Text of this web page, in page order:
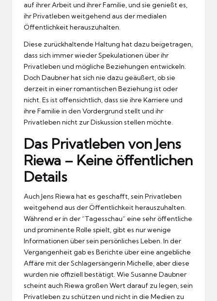
auf ihrer Arbeit und ihrer Familie, und sie genießt es,
ihr Privatleben weitgehend aus der medialen
Öffentlichkeit herauszuhalten.
Diese zurückhaltende Haltung hat dazu beigetragen,
dass sich immer wieder Spekulationen über ihr
Privatleben und mögliche Beziehungen entwickeln.
Doch Daubner hat sich nie dazu geäußert, ob sie
derzeit in einer romantischen Beziehung ist oder
nicht. Es ist offensichtlich, dass sie ihre Karriere und
ihre Familie in den Vordergrund stellt und ihr
Privatleben nicht zur Diskussion stellen möchte.
Das Privatleben von Jens
Riewa – Keine öffentlichen
Details
Auch Jens Riewa hat es geschafft, sein Privatleben
weitgehend aus der Öffentlichkeit herauszuhalten.
Während er in der “Tagesschau” eine sehr öffentliche
und prominente Rolle spielt, gibt es nur wenige
Informationen über sein persönliches Leben. In der
Vergangenheit gab es Berichte über eine angebliche
Affäre mit der Schlagersängerin Michelle, aber diese
wurden nie offiziell bestätigt. Wie Susanne Daubner
scheint auch Riewa großen Wert darauf zu legen, sein
Privatleben zu schützen und nicht in die Medien zu